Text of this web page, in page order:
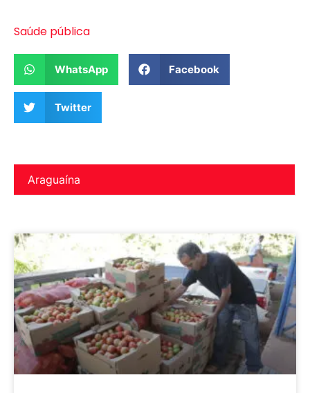
Saúde pública
WhatsApp Facebook
Twitter
Araguaína